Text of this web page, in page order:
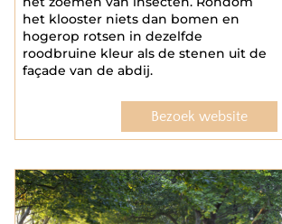
het klooster niets dan bomen en
hogerop rotsen in dezelfde
roodbruine kleur als de stenen uit de
façade van de abdij.
Bezoek website